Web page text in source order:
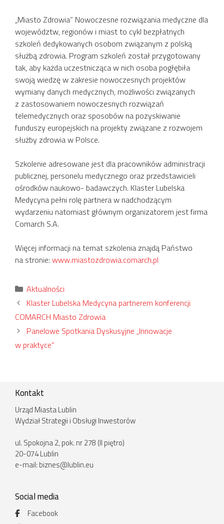
„Miasto Zdrowia” Nowoczesne rozwiązania medyczne dla
województw, regionów i miast to cykl bezpłatnych
szkoleń dedykowanych osobom związanym z polską
służbą zdrowia. Program szkoleń został przygotowany
tak, aby każda uczestnicząca w nich osoba pogłębiła
swoją wiedzę w zakresie nowoczesnych projektów
wymiany danych medycznych, możliwości związanych
z zastosowaniem nowoczesnych rozwiązań
telemedycznych oraz sposobów na pozyskiwanie
funduszy europejskich na projekty związane z rozwojem
służby zdrowia w Polsce.
Szkolenie adresowane jest dla pracowników administracji
publicznej, personelu medycznego oraz przedstawicieli
ośrodków naukowo- badawczych. Klaster Lubelska
Medycyna pełni rolę partnera w nadchodzącym
wydarzeniu natomiast głównym organizatorem jest firma
Comarch S.A.
Więcej informacji na temat szkolenia znajdą Państwo
na stronie: www.miastozdrowia.comarch.pl
Kategorie
Aktualności
Klaster Lubelska Medycyna partnerem konferencji
COMARCH Miasto Zdrowia
Panelowe Spotkania Dyskusyjne „Innowacje
w praktyce”
Kontakt
Urząd Miasta Lublin
Wydział Strategii i Obsługi Inwestorów
ul. Spokojna 2, pok. nr 278 (II piętro)
20-074 Lublin
e-mail: biznes@lublin.eu
Social media
Facebook